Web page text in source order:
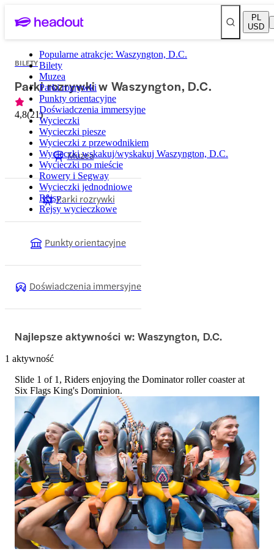
PL
USD
Popularne atrakcje: Waszyngton, D.C.
Bilety
Muzea
Parki rozrywki
Punkty orientacyjne
Doświadczenia immersyjne
Wycieczki
Wycieczki piesze
Wycieczki z przewodnikiem
Wycieczki wskakuj/wyskakuj Waszyngton, D.C.
Wycieczki po mieście
Rowery i Segway
Wycieczki jednodniowe
Rejsy
Rejsy wycieczkowe
BILETY
Parki rozrywki w Waszyngton, D.C.
4,8(21)
Muzea
Parki rozrywki
Punkty orientacyjne
Doświadczenia immersyjne
Najlepsze aktywności w: Waszyngton, D.C.
1 aktywność
Slide 1 of 1, Riders enjoying the Dominator roller coaster at
Six Flags King's Dominion.